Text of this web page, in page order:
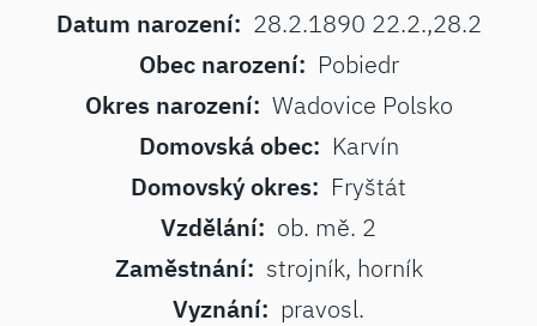
Datum narození: 28.2.1890 22.2.,28.2
Obec narození: Pobiedr
Okres narození: Wadovice Polsko
Domovská obec: Karvín
Domovský okres: Fryštát
Vzdělání: ob. mě. 2
Zaměstnání: strojník, horník
Vyznání: pravosl.